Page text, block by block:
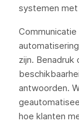
systemen
zijn.
antwoorden.
hoe klanten